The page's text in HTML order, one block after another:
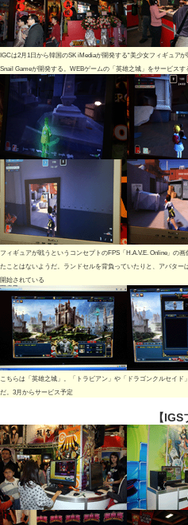
IGCは2月1日から韓国のSK iMediaが開発する“美少女フィギュア
Snail Gameが開発する。WEBゲームの「英雄之城」をサービス
フィギュアが戦うというコンセプトのFPS「H.A.V.E. Online」の
たことはないようだ。ランドセルを背負っていたりと、アバタ
開始されている
こちらは「英雄之城」。「トラビアン」や「ドラゴンクルセイ
だ。3月からサービス予定
【IGS